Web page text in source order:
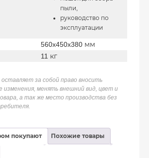
пыли,
руководство по
эксплуатации
560x450x380 мм
11 кг
за собой право вносить
изменения, менять внешний вид, цвет и
а так же место производства без
покупают Похожие товары